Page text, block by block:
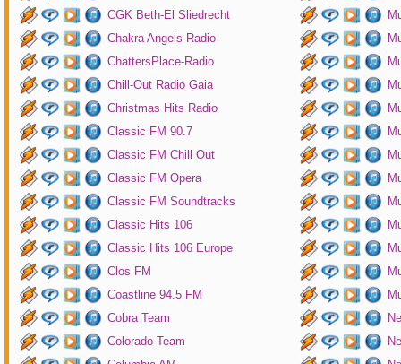
CGK Beth-El Sliedrecht
Chakra Angels Radio
ChattersPlace-Radio
Chill-Out Radio Gaia
Christmas Hits Radio
Classic FM 90.7
Classic FM Chill Out
Classic FM Opera
Classic FM Soundtracks
Classic Hits 106
Classic Hits 106 Europe
Clos FM
Coastline 94.5 FM
Cobra Team
Colorado Team